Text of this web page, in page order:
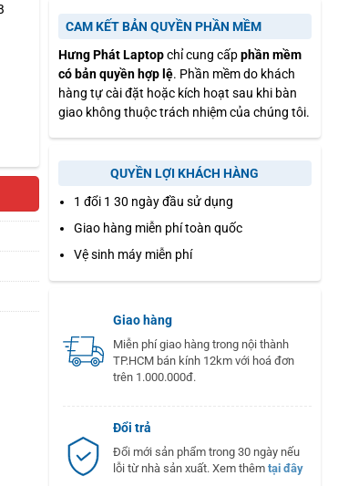
CAM KẾT BẢN QUYỀN PHẦN MỀM
Hưng Phát Laptopchỉ cung cấpphần mềm
có bản quyền hợp lệ. Phần mềm do khách
hàng tự cài đặt hoặc kích hoạt sau khi bàn
giao không thuộc trách nhiệm của chúng tôi.
QUYỀN LỢI KHÁCH HÀNG
1 đổi 1 30 ngày đầu sử dụng
Giao hàng miễn phí toàn quốc
Vệ sinh máy miễn phí
Giao hàng
Miễn phí giao hàng trong nội thành
TP.HCM bán kính 12km với hoá đơn
trên 1.000.000đ.
Đổi trả
Đổi mới sản phẩm trong 30 ngày nếu
lỗi từ nhà sản xuất. Xem thêm tại đây